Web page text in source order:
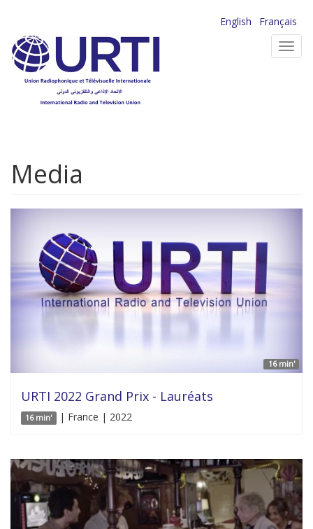
contenu
principal
English
Français
Media
16 min'
URTI 2022 Grand Prix - Lauréats
16 min' | France | 2022